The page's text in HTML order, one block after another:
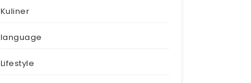
Kuliner
language
Lifestyle